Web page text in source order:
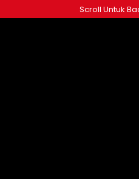
ke
Scroll Untuk